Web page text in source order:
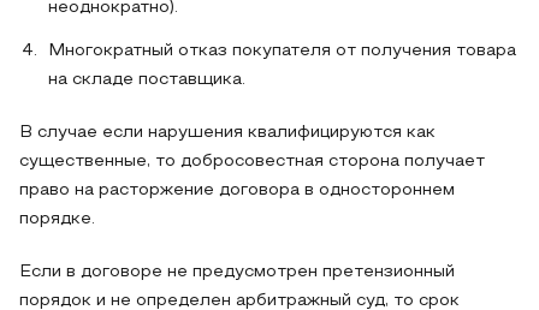
неоднократно).
Многократный отказ покупателя от получения товара
на складе поставщика.
В случае если нарушения квалифицируются как
существенные, то добросовестная сторона получает
право на расторжение договора в одностороннем
порядке.
Если в договоре не предусмотрен претензионный
порядок и не определен арбитражный суд, то срок